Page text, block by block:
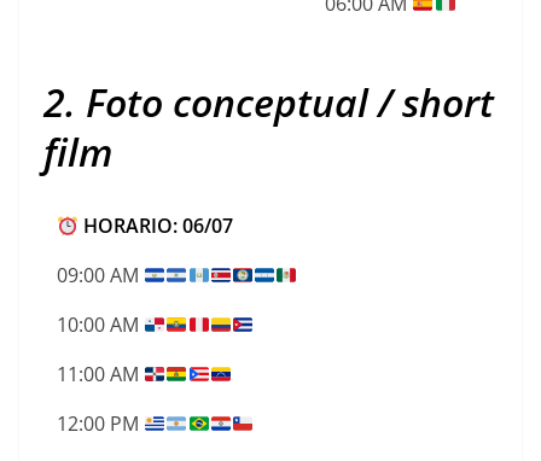
2. Foto conceptual / short
film
HORARIO: 06/07
09:00 AM
10:00 AM
11:00 AM
12:00 PM